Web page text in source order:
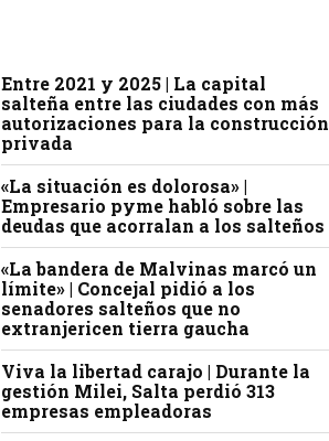
Entre 2021 y 2025 | La capital
salteña entre las ciudades con más
autorizaciones para la construcción
privada
«La situación es dolorosa» |
Empresario pyme habló sobre las
deudas que acorralan a los salteños
«La bandera de Malvinas marcó un
límite» | Concejal pidió a los
senadores salteños que no
extranjericen tierra gaucha
Viva la libertad carajo | Durante la
gestión Milei, Salta perdió 313
empresas empleadoras